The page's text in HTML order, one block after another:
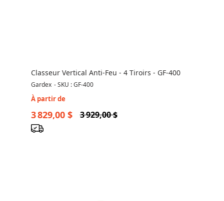
Classeur Vertical Anti-Feu - 4 Tiroirs - GF-400
Gardex -SKU : GF-400
À partir de
3 829,00 $ 3 929,00 $